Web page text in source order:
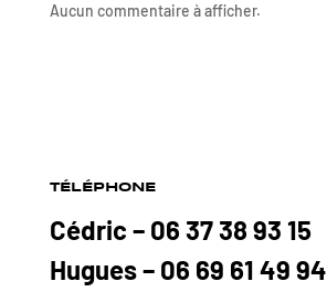
Aucun commentaire à afficher.
TÉLÉPHONE
Cédric – 06 37 38 93 15
Hugues – 06 69 61 49 94